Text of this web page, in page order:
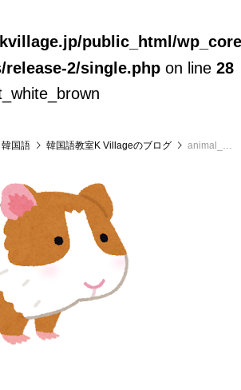
ム
public_html/
2/single.php on line 28
国語 韓国語教室K Villageのブログ animal_marmot_white_brown